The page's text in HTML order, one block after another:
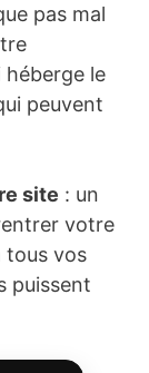
pas mal
le
peuvent
site : un
votre
tous vos
puissent